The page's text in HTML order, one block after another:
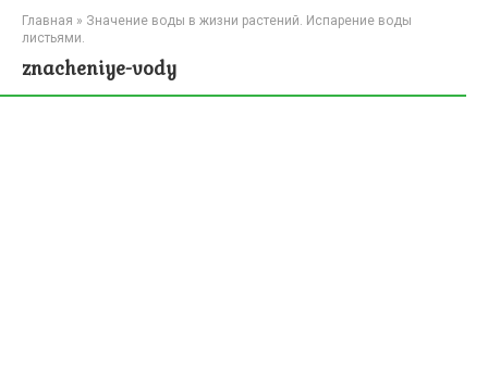
Главная » Значение воды в жизни растений. Испарение воды
листьями.
znacheniye-vody